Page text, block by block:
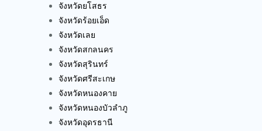
จังหวัดยโสธร
จังหวัดร้อยเอ็ด
จังหวัดเลย
จังหวัดสกลนคร
จังหวัดสุรินทร์
จังหวัดศรีสะเกษ
จังหวัดหนองคาย
จังหวัดหนองบัวลำภู
จังหวัดอุดรธานี